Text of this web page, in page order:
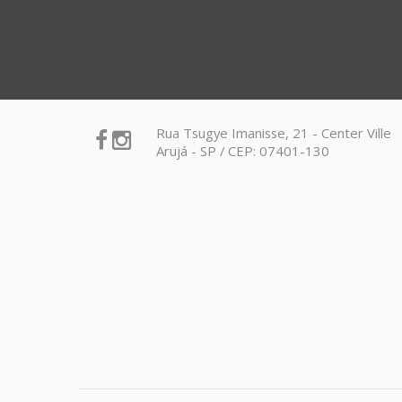
Rua Tsugye Imanisse, 21 - Center Ville
Arujá - SP / CEP: 07401-130